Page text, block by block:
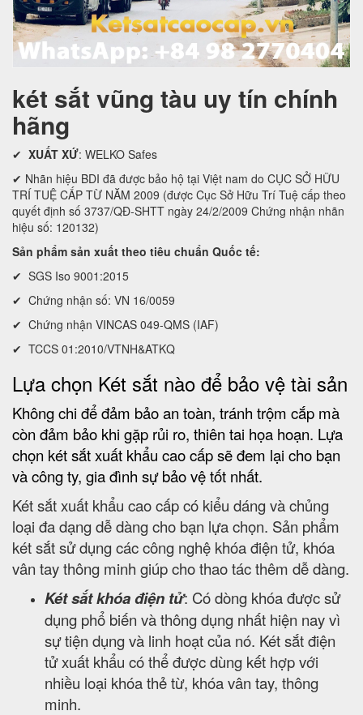
két sắt vũng tàu uy tín chính
hãng
✔ XUẤT XỨ: WELKO Safes
✔ Nhãn hiệu BDI đã được bảo hộ tại Việt nam do CỤC SỞ HỮU
TRÍ TUỆ CẤP TỪ NĂM 2009 (được Cục Sở Hữu Trí Tuệ cấp theo
quyết định số 3737/QĐ-SHTT ngày 24/2/2009 Chứng nhận nhãn
hiệu số: 120132)
Sản phẩm sản xuất theo tiêu chuẩn Quốc tế:
✔ SGS Iso 9001:2015
✔ Chứng nhận số: VN 16/0059
✔ Chứng nhận VINCAS 049-QMS (IAF)
✔ TCCS 01:2010/VTNH&ATKQ
Lựa chọn Két sắt nào để bảo vệ tài sản
Không chi để đảm bảo an toàn, tránh trộm cắp mà
còn đảm bảo khi gặp rủi ro, thiên tai họa hoạn. Lựa
chọn két sắt xuất khẩu cao cấp sẽ đem lại cho bạn
và công ty, gia đình sự bảo vệ tốt nhất.
Két sắt xuất khẩu cao cấp có kiểu dáng và chủng
loại đa dạng dễ dàng cho bạn lựa chọn. Sản phẩm
két sắt sử dụng các công nghệ khóa điện tử, khóa
vân tay thông minh giúp cho thao tác thêm dễ dàng.
Két sắt khóa điện tử: Có dòng khóa được sử
dụng phổ biến và thông dụng nhất hiện nay vì
sự tiện dụng và linh hoạt của nó. Két sắt điện
tử xuất khẩu có thể được dùng kết hợp với
nhiều loại khóa thẻ từ, khóa vân tay, thông
minh.